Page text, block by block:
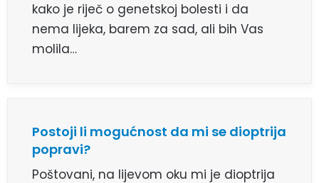
kako je riječ o genetskoj bolesti i da
nema lijeka, barem za sad, ali bih Vas
molila…
Postoji li mogućnost da mi se dioptrija
popravi?
Poštovani, na lijevom oku mi je dioptrija